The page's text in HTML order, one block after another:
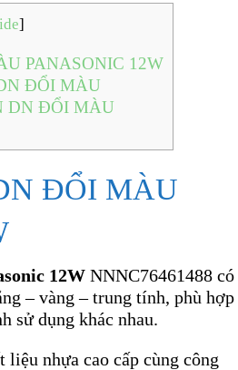
]
PANASONIC 12W
ĐỔI MÀU
DN ĐỔI MÀU
ĐỔI MÀU
12W NNNC76461488 có
– vàng – trung tính, phù hợp
sử dụng khác nhau.
nhựa cao cấp cùng công